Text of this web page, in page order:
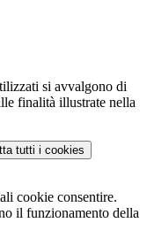
si avvalgono di
finalità illustrate nella
tutti i cookies
cookie consentire.
il funzionamento della